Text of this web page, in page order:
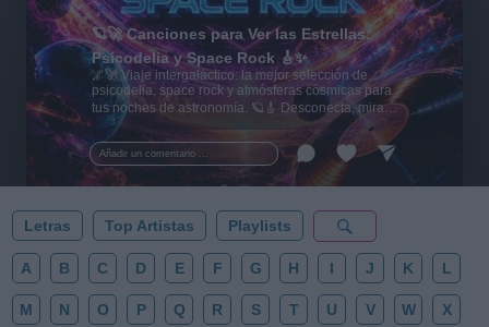
Añadir un comentario ...
🪐🚀 Canciones para Ver las Estrellas:
Psicodelia y Space Rock 🎸✨
🌌🚀 Viaje intergaláctico: la mejor selección de
psicodelia, space rock y atmósferas cósmicas para
tus noches de astronomía. 🪐🎸 Desconecta, mira
al firmamento y siente la gravedad cero. 💾 ¡Guarda
esta colección para tu próxima noche estrellada!
✨⭐
Letras Top Artistas Playlists
A B C D E F G H I J K L
M N O P Q R S T U V W X